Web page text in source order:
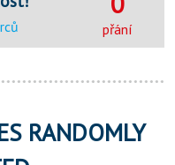
přání
RANDOMLY